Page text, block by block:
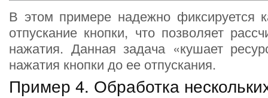
В этом примере надежно фиксируется
отпускание кнопки, что позволяет
нажатия. Данная задача «кушает
нажатия кнопки до ее отпускания.
Пример 4. Обработка